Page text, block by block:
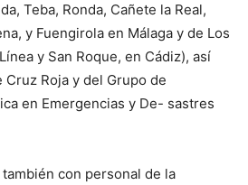
Teba, Ronda, Cañete la Real,
y Fuengirola en Málaga y de Los
y San Roque, en Cádiz), así
Roja y del Grupo de
en Emergencias y De- sastres
con personal de la